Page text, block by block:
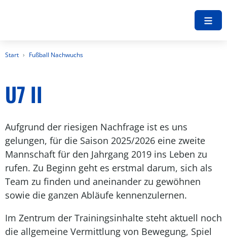
Start Fußball Nachwuchs
U7 II
Aufgrund der riesigen Nachfrage ist es uns
gelungen, für die Saison 2025/2026 eine zweite
Mannschaft für den Jahrgang 2019 ins Leben zu
rufen. Zu Beginn geht es erstmal darum, sich als
Team zu finden und aneinander zu gewöhnen
sowie die ganzen Abläufe kennenzulernen.
Im Zentrum der Trainingsinhalte steht aktuell noch
die allgemeine Vermittlung von Bewegung, Spiel